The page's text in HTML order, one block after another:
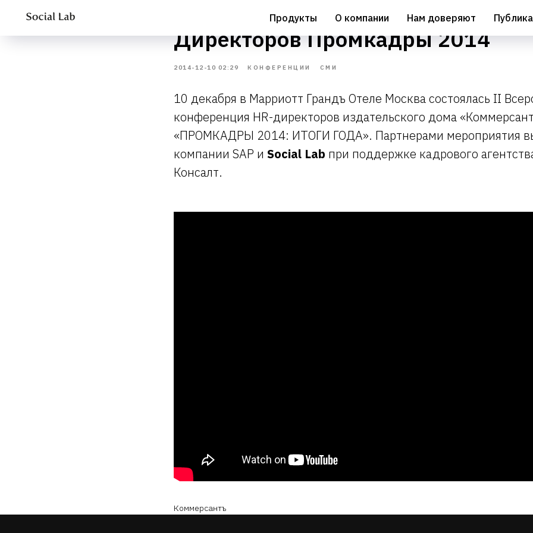
Продукты О компании Нам доверяют
II Всероссийская конференция
Директоров Промкадры 2014
2014-12-10 02:29 КОНФЕРЕНЦИИ СМИ
10 декабря в Марриотт Грандъ Отеле Москва состоялась II
конференция HR-директоров издательского дома
«ПРОМКАДРЫ 2014: ИТОГИ ГОДА». Партнерами мероприятия
компании SAP и Social Lab при поддержке кадрового
Консалт.
Коммерсантъ